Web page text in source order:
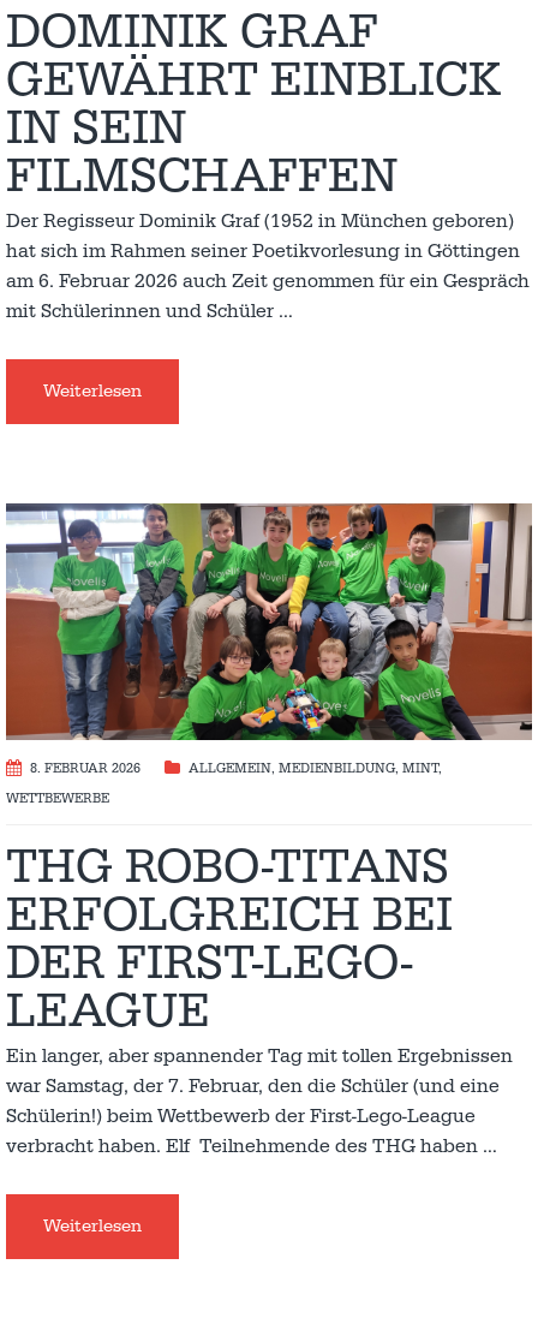
DOMINIK GRAF
GEWÄHRT EINBLICK
IN SEIN
FILMSCHAFFEN
Der Regisseur Dominik Graf (1952 in München geboren)
hat sich im Rahmen seiner Poetikvorlesung in Göttingen
am 6. Februar 2026 auch Zeit genommen für ein Gespräch
mit Schülerinnen und Schüler …
Weiterlesen
8. FEBRUAR 2026 ALLGEMEIN, MEDIENBILDUNG, MINT,
WETTBEWERBE
THG ROBO-TITANS
ERFOLGREICH BEI
DER FIRST-LEGO-
LEAGUE
Ein langer, aber spannender Tag mit tollen Ergebnissen
war Samstag, der 7. Februar, den die Schüler (und eine
Schülerin!) beim Wettbewerb der First-Lego-League
verbracht haben. Elf Teilnehmende des THG haben …
Weiterlesen